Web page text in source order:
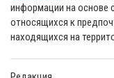
информации на основе
относящихся к
находящихся на